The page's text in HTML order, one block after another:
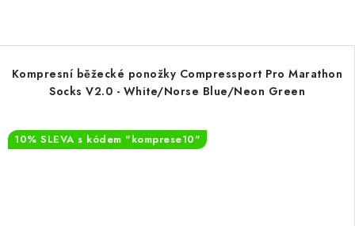
Kompresní běžecké ponožky Compressport Pro Marathon
Socks V2.0 - White/Norse Blue/Neon Green
10% SLEVA s kódem "komprese10"